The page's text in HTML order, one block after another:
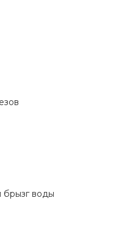
брызг воды